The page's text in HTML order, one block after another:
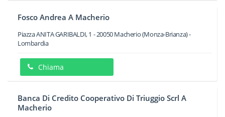
Fosco Andrea A Macherio
Piazza ANITA GARIBALDI, 1 -20050Macherio(Monza-Brianza) -
Lombardia
Chiama
Banca Di Credito Cooperativo Di Triuggio Scrl A
Macherio